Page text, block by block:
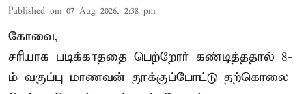
Published on: 07 Aug 2026, 2:38 pm
கோவை,
சரியாக படிக்காததை பெற்றோர் கண்டித்ததால் 8-
ம் வகுப்பு மாணவன் தூக்குப்போட்டு தற்கொலை